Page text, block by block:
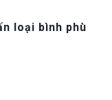
loại bình phù